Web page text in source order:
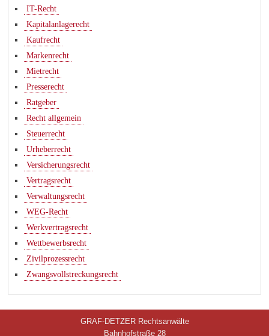
IT-Recht
Kapitalanlagerecht
Kaufrecht
Markenrecht
Mietrecht
Presserecht
Ratgeber
Recht allgemein
Steuerrecht
Urheberrecht
Versicherungsrecht
Vertragsrecht
Verwaltungsrecht
WEG-Recht
Werkvertragsrecht
Wettbewerbsrecht
Zivilprozessrecht
Zwangsvollstreckungsrecht
GRAF-DETZER Rechtsanwälte
Bahnhofstraße 28